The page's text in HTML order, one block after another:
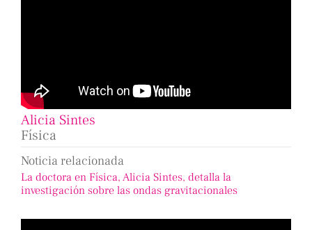
Alicia Sintes
Física
Noticia relacionada
La doctora en Física, Alicia Sintes, detalla la
investigación sobre las ondas gravitacionales